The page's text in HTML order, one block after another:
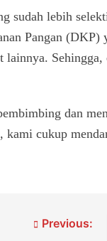
sudah lebih
Pangan
lainnya.
dan
kami cukup
Previous: